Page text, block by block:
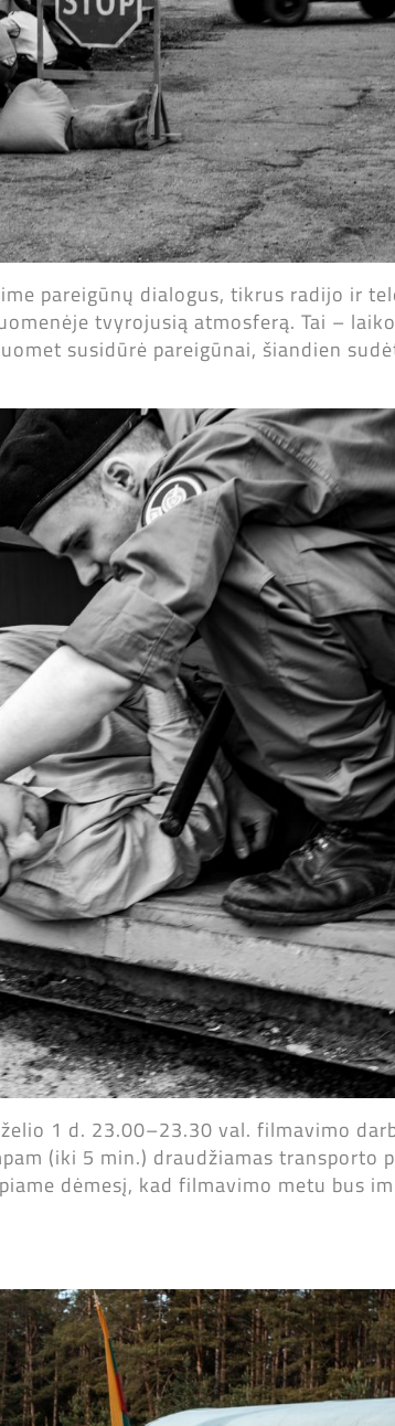
pareigūnų dialogus, tikrus radijo ir
tvyrojusią atmosferą. Tai –
susidūrė pareigūnai, šiandien
1 d. 23.00–23.30 val. filmavimo
(iki 5 min.) draudžiamas transporto
dėmesį, kad filmavimo metu bus